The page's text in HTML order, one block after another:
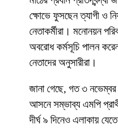
ক্ষোভে ফুসছেন ত্যাগী ও
নেতাকর্মীরা। মনোনয়ন
অবরোধ কর্মসূচি পালন
নেতাদের অনুসারীরা।
জানা গেছে, গত ৩ নভেম্বর
আসনে সম্ভাব্য এমপি
দীর্ঘ ৯ দিনেও এলাকায়